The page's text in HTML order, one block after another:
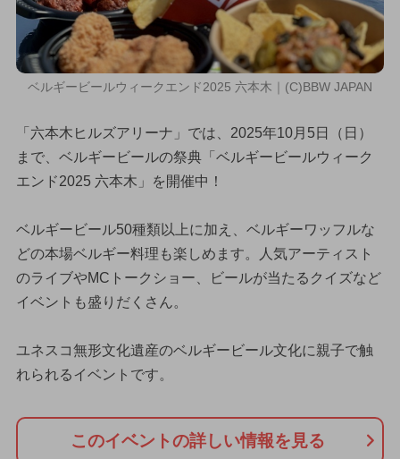
ベルギービールウィークエンド2025 六本木｜(C)BBW JAPAN
「六本木ヒルズアリーナ」では、2025年10月5日（日）
まで、ベルギービールの祭典「ベルギービールウィーク
エンド2025 六本木」を開催中！
ベルギービール50種類以上に加え、ベルギーワッフルな
どの本場ベルギー料理も楽しめます。人気アーティスト
のライブやMCトークショー、ビールが当たるクイズなど
イベントも盛りだくさん。
ユネスコ無形文化遺産のベルギービール文化に親子で触
れられるイベントです。
このイベントの詳しい情報を見る